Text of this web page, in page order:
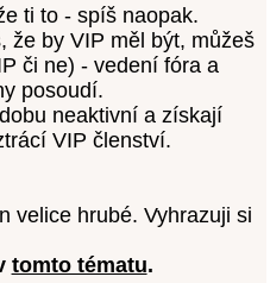
ti to - spíš naopak.
že by VIP měl být, můžeš
či ne) - vedení fóra a
posoudí.
neaktivní a získají
VIP členství.
velice hrubé. Vyhrazuji si
tomto tématu.